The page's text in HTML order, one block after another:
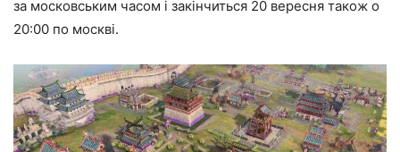
за московським часом і закінчиться 20 вересня також о
20:00 по москві.